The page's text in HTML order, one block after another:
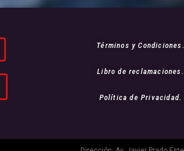
Términos y Condiciones.
Libro de reclamaciones.
Política de Privacidad.